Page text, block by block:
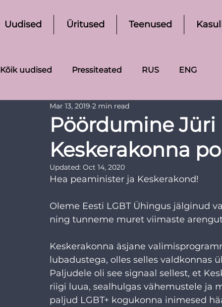
Uudised Üritused Teenused
Kõik uudised Pressiteated RUS ENG
Pöördumine Jüri
Keskerakonna
Mar 13, 2019 2 min read
Updated: Oct 14, 2020
Hea peaminister ja Keskerakond!
Oleme Eesti LGBT Ühingus jälginud
ning tunneme muret viimaste
Keskerakonna äsjane
lubadustega, olles selles
Paljudele oli see signaal sellest, et
riigi luua, sealhulgas vähemustele ja
paljud LGBT+ kogukonna inimesed